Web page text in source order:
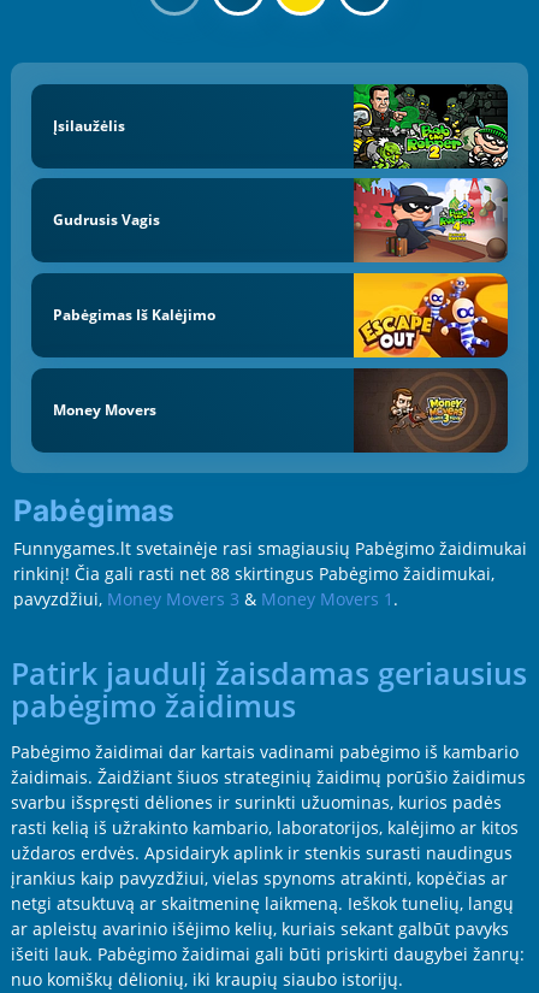
Įsilaužėlis
Gudrusis Vagis
Pabėgimas Iš Kalėjimo
Money Movers
Pabėgimas
Funnygames.lt svetainėje rasi smagiausių Pabėgimo žaidimukai
rinkinį! Čia gali rasti net 88 skirtingus Pabėgimo žaidimukai,
pavyzdžiui, Money Movers 3 & Money Movers 1 .
Patirk jaudulį žaisdamas geriausius
pabėgimo žaidimus
Pabėgimo žaidimai dar kartais vadinami pabėgimo iš kambario
žaidimais. Žaidžiant šiuos strateginių žaidimų porūšio žaidimus
svarbu išspręsti dėliones ir surinkti užuominas, kurios padės
rasti kelią iš užrakinto kambario, laboratorijos, kalėjimo ar kitos
uždaros erdvės. Apsidairyk aplink ir stenkis surasti naudingus
įrankius kaip pavyzdžiui, vielas spynoms atrakinti, kopėčias ar
netgi atsuktuvą ar skaitmeninę laikmeną. Ieškok tunelių, langų
ar apleistų avarinio išėjimo kelių, kuriais sekant galbūt pavyks
išeiti lauk. Pabėgimo žaidimai gali būti priskirti daugybei žanrų:
nuo komiškų dėlionių, iki kraupių siaubo istorijų.